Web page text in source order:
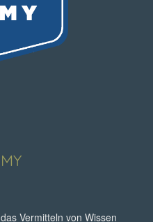
Vermitteln von Wissen